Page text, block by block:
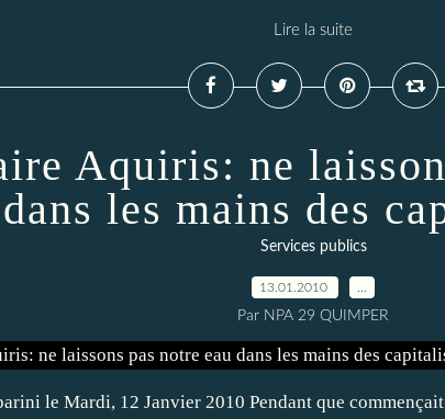
Lire la suite
Aquiris: ne
dans les mains des
Services publics
13.01.2010
Par NPA 29 QUIMPER
le Mardi, 12 Janvier 2010 Pendant que